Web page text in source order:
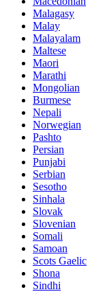
Malagasy
Malay
Malayalam
Maltese
Maori
Marathi
Mongolian
Burmese
Nepali
Norwegian
Pashto
Persian
Punjabi
Serbian
Sesotho
Sinhala
Slovak
Slovenian
Somali
Samoan
Scots Gaelic
Shona
Sindhi